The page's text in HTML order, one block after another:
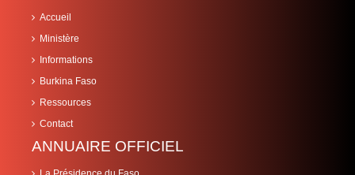
Accueil
Ministère
Informations
Burkina Faso
Ressources
Contact
ANNUAIRE OFFICIEL